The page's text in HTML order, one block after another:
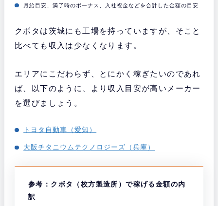
月給目安、満了時のボーナス、入社祝金などを合計した金額の目安
クボタは茨城にも工場を持っていますが、そこと
比べても収入は少なくなります。
エリアにこだわらず、とにかく稼ぎたいのであれ
ば、以下のように、より収入目安が高いメーカー
を選びましょう。
トヨタ自動車（愛知）
大阪チタニウムテクノロジーズ（兵庫）
参考：クボタ（枚方製造所）で稼げる金額の内
訳